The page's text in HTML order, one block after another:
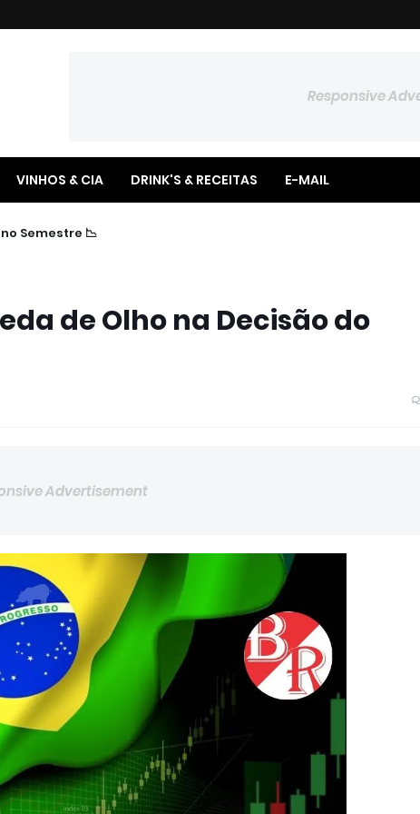
Responsive
VINHOS & CIA DRINK'S & RECEITAS E-MAIL
📉 Poupança Registra Saldo Negativo no Semestre
de Olho na Decisão do
Advertisement